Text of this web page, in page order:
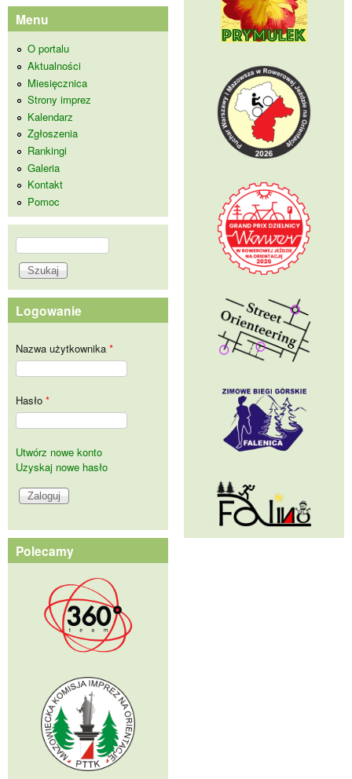
Menu
O portalu
Aktualności
Miesięcznica
Strony imprez
Kalendarz
Zgłoszenia
Rankingi
Galeria
Kontakt
Pomoc
Formularz wyszukiwania
Szukaj
Logowanie
Nazwa użytkownika *
Hasło *
Utwórz nowe konto
Uzyskaj nowe hasło
Polecamy